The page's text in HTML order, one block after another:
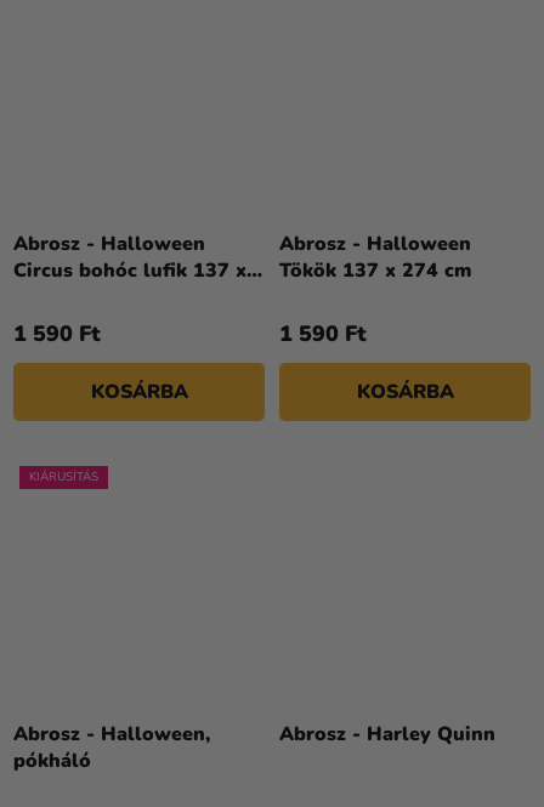
Abrosz - Halloween
Circus bohóc lufik 137 x
1 590 Ft
KOSÁRBA
Abrosz - Halloween
Tökök 137 x 274 cm
1 590 Ft
KOSÁRBA
KIÁRUSÍTÁS
Abrosz - Halloween,
pókháló
Abrosz - Harley Quinn